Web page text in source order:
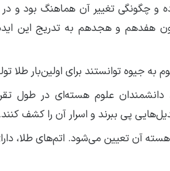
و چگونگی تغییر آن هماهنگ بود و
و هجدهم به تدریج این
دانشمندان علوم هسته‌ای در طول
پی ببرند و اسرار آن را کشف کنند.